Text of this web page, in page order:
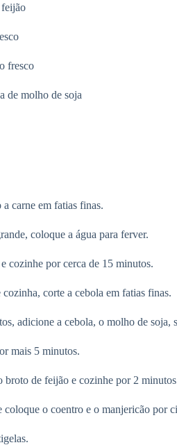
fresco
de molho de soja
carne em fatias finas.
coloque a água para ferver.
cozinhe por cerca de 15 minutos.
corte a cebola em fatias finas.
adicione a cebola, o molho de soja,
mais 5 minutos.
broto de feijão e cozinhe por 2
coloque o coentro e o manjericão por